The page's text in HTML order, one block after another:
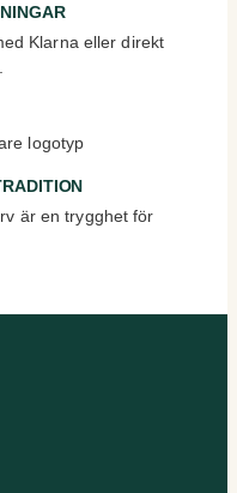
Klarna eller direkt
är en trygghet för